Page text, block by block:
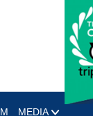
MEDIA